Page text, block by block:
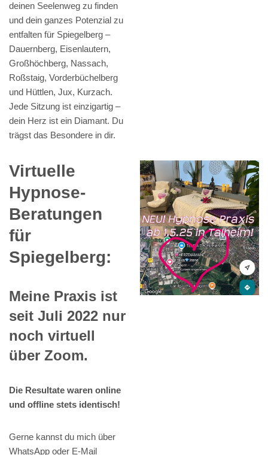
deinen Seelenweg zu finden
und dein ganzes Potenzial zu
entfalten für Spiegelberg –
Dauernberg, Eisenlautern,
Großhöchberg, Nassach,
Roßstaig, Vorderbüchelberg
und Hüttlen, Jux, Kurzach.
Jede Sitzung ist einzigartig –
dein Herz ist ein Diamant. Du
trägst das Besondere in dir.
Virtuelle
Hypnose-
Beratungen
für
Spiegelberg:
Meine Praxis ist
seit Juli 2022 nur
noch virtuell
über Zoom.
Die Resultate waren online
und offline stets identisch!
Gerne kannst du mich über
WhatsApp oder E-Mail